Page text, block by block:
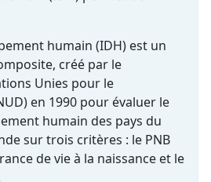
humain (IDH) est un
créé par le
Unies pour le
en 1990 pour évaluer le
humain des pays du
sur trois critères : le PNB
de vie à la naissance et le